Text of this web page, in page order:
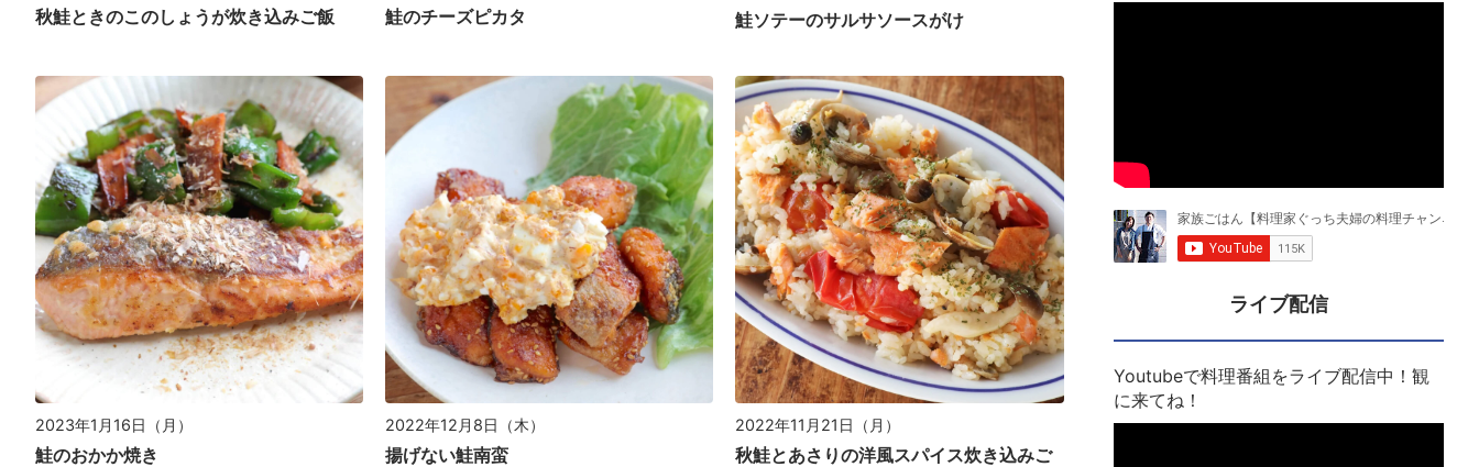
秋鮭ときのこのしょうが炊き込みご飯 鮭のチーズピカタ 鮭ソテーのサルサソースがけ
2023年1月16日（月）
鮭のおかか焼き
2022年12月8日（木）
揚げない鮭南蛮
2022年11月21日（月）
秋鮭とあさりの洋風スパイス炊き込みご
ライブ配信
Youtubeで料理番組をライブ配信中！観
に来てね！